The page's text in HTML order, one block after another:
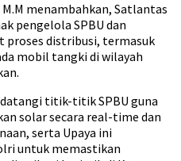
M.M menambahkan, Satlantas
pengelola SPBU dan
proses distribusi, termasuk
mobil tangki di wilayah
titik-titik SPBU guna
solar secara real-time dan
serta Upaya ini
untuk memastikan